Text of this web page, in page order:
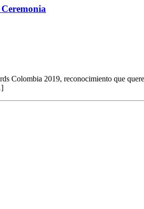
Colombia 2019, reconocimiento que